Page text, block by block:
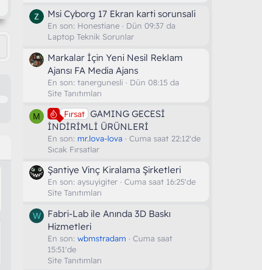
Msi Cyborg 17 Ekran karti sorunsali
En son: Honestiane
Dün 09:37 da
Laptop Teknik Sorunlar
Markalar İçin Yeni Nesil Reklam
Ajansı FA Media Ajans
En son: tanergunesli
Dün 08:15 da
Site Tanıtımları
M Fırsat GAMING GECESİ
İNDİRİMLİ ÜRÜNLERİ
En son: mr.lova-lova
Cuma saat 22:12'de
Sıcak Fırsatlar
Şantiye Vinç Kiralama Şirketleri
En son: aysuyigiter
Cuma saat 16:25'de
Site Tanıtımları
W
Fabri-Lab ile Anında 3D Baskı
Hizmetleri
En son: wbmstradam
Cuma saat
15:51'de
Site Tanıtımları